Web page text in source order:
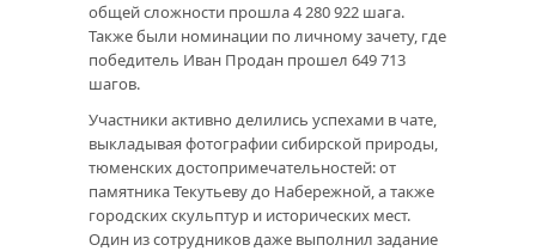
общей сложности прошла 4 280 922 шага.
Также были номинации по личному зачету, где
победитель Иван Продан прошел 649 713
шагов.
Участники активно делились успехами в чате,
выкладывая фотографии сибирской природы,
тюменских достопримечательностей: от
памятника Текутьеву до Набережной, а также
городских скульптур и исторических мест.
Один из сотрудников даже выполнил задание